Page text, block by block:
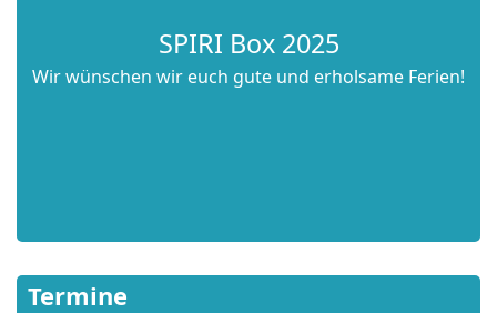
SPIRI Box 2025
Wir wünschen wir euch gute und erholsame Ferien!
Termine